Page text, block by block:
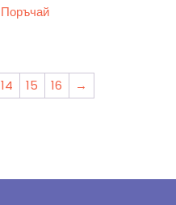
was:
Поръчай
14 15 16 →